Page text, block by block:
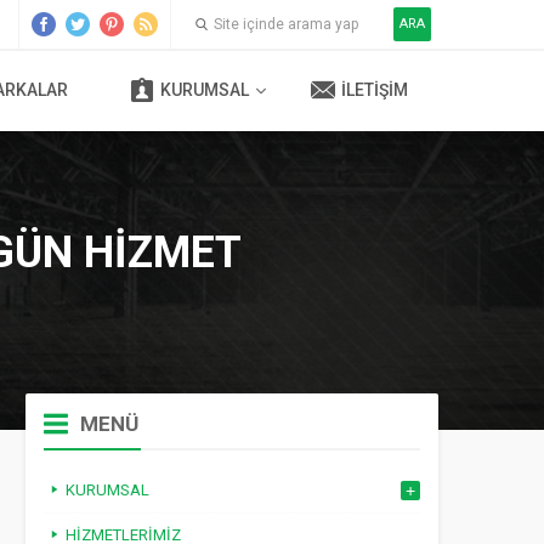
ARA
KURUMSAL İLETIŞIM
HIZMET
MENÜ
KURUMSAL
HIZMETLERIMIZ